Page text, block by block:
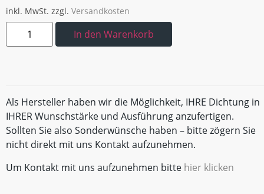
inkl. MwSt. zzgl. Versandkosten
In den Warenkorb
Als Hersteller haben wir die Möglichkeit, IHRE Dichtung in
IHRER Wunschstärke und Ausführung anzufertigen.
Sollten Sie also Sonderwünsche haben – bitte zögern Sie
nicht direkt mit uns Kontakt aufzunehmen.
Um Kontakt mit uns aufzunehmen bitte hier klicken